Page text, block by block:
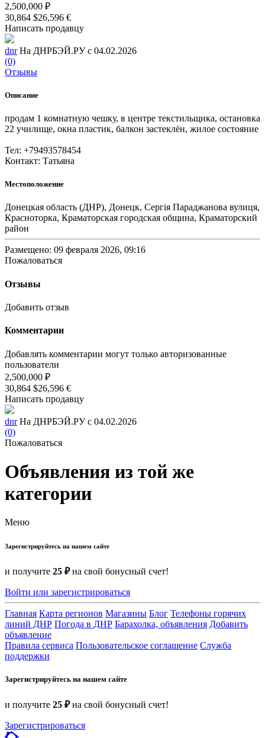
2,500,000 ₽
30,864 $26,596 €
Написать продавцу
dnr На ДНРБЭЙ.РУ с 04.02.2026
(0)
Отзывы
Описание
продам 1 комнатную чешку, в центре текстильщика, остановка
22 училище, окна пластик, балкон застеклён, жилое состояние
Тел: +79493578454
Контакт: Татьяна
Местоположение
Донецкая область (ДНР), Донецк, Сергія Параджанова вулиця,
Красноторка, Краматорская городская община, Краматорский
район
Размещено: 09 февраля 2026, 09:16
Пожаловаться
Отзывы
Добавить отзыв
Комментарии
Добавлять комментарии могут только авторизованные
пользователи
2,500,000 ₽
30,864 $26,596 €
Написать продавцу
dnr На ДНРБЭЙ.РУ с 04.02.2026
(0)
Пожаловаться
Объявления из той же
категории
Меню
Зарегистрируйтесь на нашем сайте
и получите 25 ₽на свой бонусный счет!
Войти или зарегистрироваться
Главная Карта регионов Магазины Блог Телефоны горячих
линий ДНР Погода в ДНР Барахолка, объявления Добавить
объявление
Правила сервиса Пользовательское соглашение Служба
поддержки
Зарегистрируйтесь на нашем сайте
и получите 25 ₽на свой бонусный счет!
Зарегистрироваться